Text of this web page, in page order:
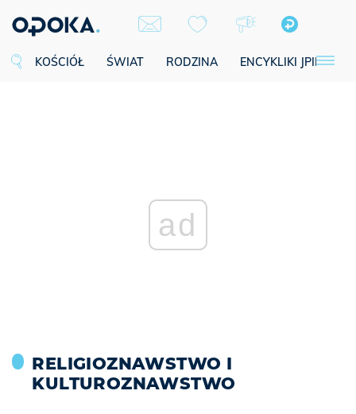
KOŚCIÓŁ ŚWIAT RODZINA ENCYKLIKI JPII
ad
RELIGIOZNAWSTWO I
KULTUROZNAWSTWO